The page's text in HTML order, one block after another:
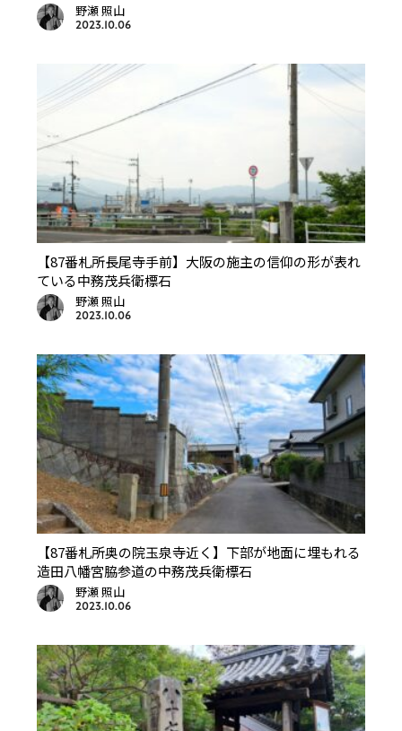
野瀬 照山
2023.10.06
【87番札所長尾寺手前】大阪の施主の信仰の形が表れ
ている中務茂兵衛標石
野瀬 照山
2023.10.06
【87番札所奥の院玉泉寺近く】下部が地面に埋もれる
造田八幡宮脇参道の中務茂兵衛標石
野瀬 照山
2023.10.06